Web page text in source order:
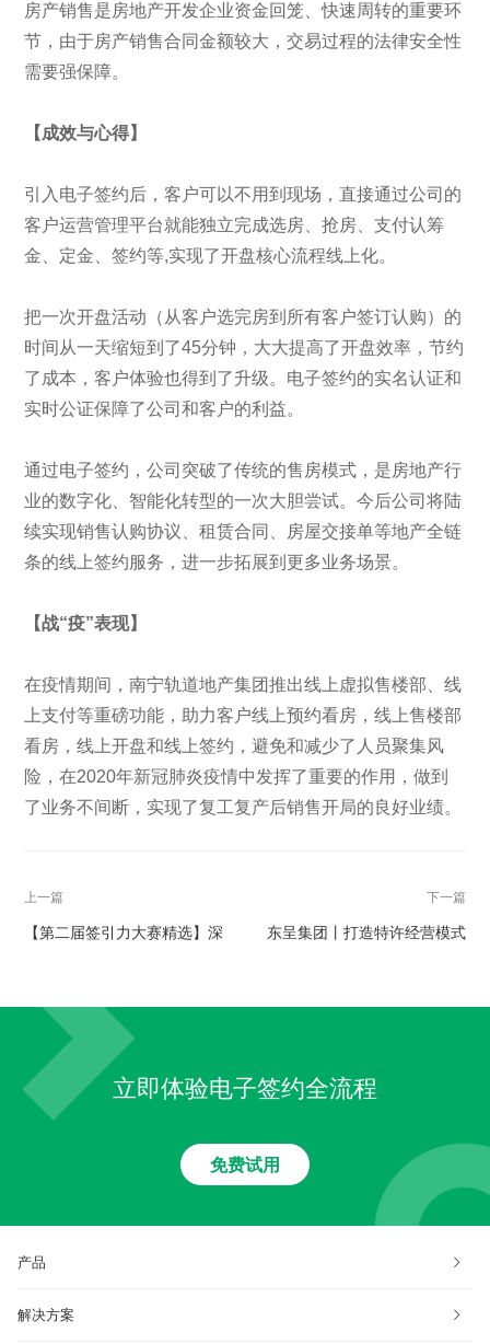
房产销售是房地产开发企业资金回笼、快速周转的重要环
节，由于房产销售合同金额较大，交易过程的法律安全性
需要强保障。
【成效与心得】
引入电子签约后，客户可以不用到现场，直接通过公司的
客户运营管理平台就能独立完成选房、抢房、支付认筹
金、定金、签约等,实现了开盘核心流程线上化。
把一次开盘活动（从客户选完房到所有客户签订认购）的
时间从一天缩短到了45分钟，大大提高了开盘效率，节约
了成本，客户体验也得到了升级。电子签约的实名认证和
实时公证保障了公司和客户的利益。
通过电子签约，公司突破了传统的售房模式，是房地产行
业的数字化、智能化转型的一次大胆尝试。今后公司将陆
续实现销售认购协议、租赁合同、房屋交接单等地产全链
条的线上签约服务，进一步拓展到更多业务场景。
【战“疫”表现】
在疫情期间，南宁轨道地产集团推出线上虚拟售楼部、线
上支付等重磅功能，助力客户线上预约看房，线上售楼部
看房，线上开盘和线上签约，避免和减少了人员聚集风
险，在2020年新冠肺炎疫情中发挥了重要的作用，做到
了业务不间断，实现了复工复产后销售开局的良好业绩。
上一篇
【第二届签引力大赛精选】深
下一篇
东呈集团丨打造特许经营模式
立即体验电子签约全流程
免费试用
产品
解决方案